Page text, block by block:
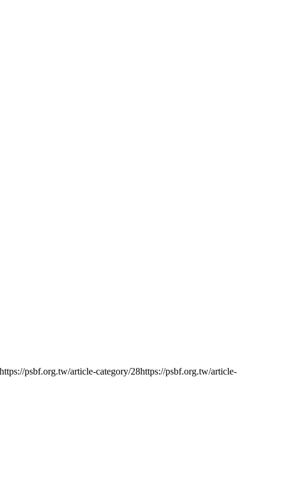
psbf.org.tw/article-category/28https://psbf.org.tw/article-